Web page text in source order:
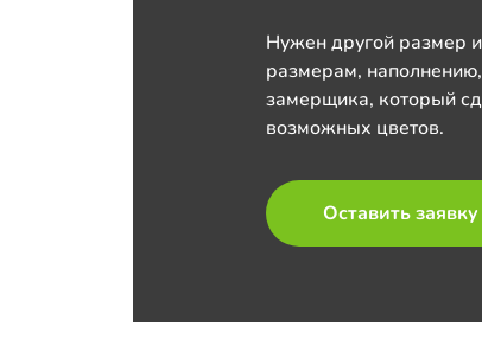
Нужен другой размер
размерам,
замерщика, который
возможных цветов.
Оставить заявку